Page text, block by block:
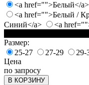
<a href="">Белый</a>
<a href="">Белый /
Синий</a>
<a
Размер:
25-27
27-29
29-
Цена
по запросу
В КОРЗИНУ